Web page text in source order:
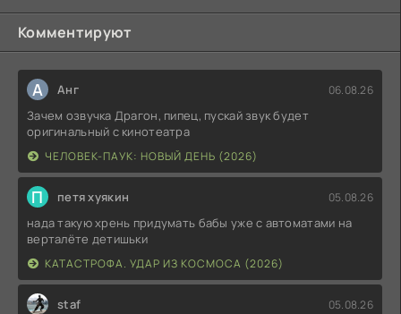
Комментируют
А Анг 06.08.26
Зачем озвучка Драгон, пипец, пускай звук будет
оригинальный с кинотеатра
ЧЕЛОВЕК-ПАУК: НОВЫЙ ДЕНЬ (2026)
П петя хуякин 05.08.26
нада такую хрень придумать бабы уже с автоматами на
верталёте детишьки
КАТАСТРОФА. УДАР ИЗ КОСМОСА (2026)
staf 05.08.26